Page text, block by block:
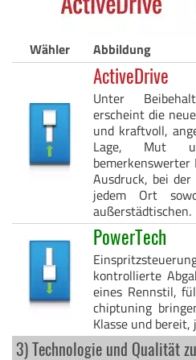
Wähler Abbildung
ActiveDrive
Unter
erscheint die
und kraftvoll,
Lage, Mut
Ausdruck, bei
jedem Ort
außerstädtischen.
PowerTech
kontrollierte
eines Rennstil,
chiptuning
Klasse und
3) Technologie und Qualität